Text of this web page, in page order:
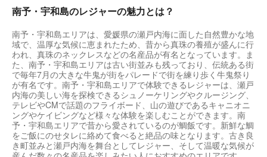
南予・宇和島のレジャーの魅力とは？
南予・宇和島エリアは、愛媛県の瀬戸内海に面した自然豊かな地
域で、温厚な気候に恵まれたため、昔から真珠の養殖が盛んに行
われ、真珠のネックレスなどの名産品が有名となっています。ま
た、南予・宇和島エリアは古い街並みも残っており、伝統ある街
で毎年7月の大きな牛鬼が街をパレードで街を練り歩く牛鬼祭り
が有名です。南予・宇和島エリアで体験できるレジャーは、瀬戸
内海の美しい海を探検できるシュノーケリングやクルージング、
テレビやCMで話題のフライボード、山の遊びであるキャニオニ
ングやケイビングなど様々な体験を楽しむことができます。南
予・宇和島エリアで昔から愛されているのが鯛飯です。新鮮な鯛
をご飯にのせタレに絡めて食べると絶品の味となります。古き良
き町並みと瀬戸内海を舞台としてレジャー、そして温暖な気候が